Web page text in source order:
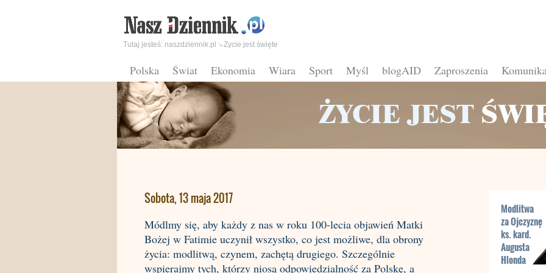
Polska Świat Ekonomia Wiara Sport Myśl blogAID Zaproszenia
Tutaj jesteś: naszdziennik.pl Zycie jest święte
Sobota, 13 maja 2017
Módlmy się, aby każdy z nas w roku 100-lecia objawień Matki
Bożej w Fatimie uczynił wszystko, co jest możliwe, dla obrony
życia: modlitwą, czynem, zachętą drugiego. Szczególnie
wspierajmy tych, którzy niosą odpowiedzialność za Polskę, a
Modlitwa
za Ojczyznę
ks. kard.
Augusta
Hlonda